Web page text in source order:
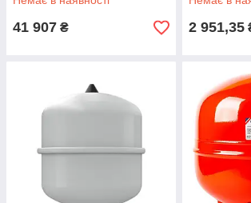
41 907 ₴ 2 951,35